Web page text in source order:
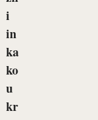
i
in
ka
ko
u
kr